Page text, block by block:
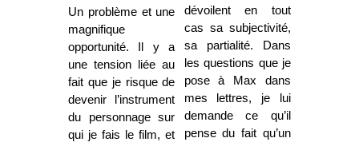
Un problème et une
magnifique
opportunité. Il y a
une tension liée au
fait que je risque de
devenir l’instrument
du personnage sur
qui je fais le film, et
dévoilent en tout
cas sa subjectivité,
sa partialité. Dans
les questions que je
pose à Max dans
mes lettres, je lui
demande ce qu’il
pense du fait qu’un